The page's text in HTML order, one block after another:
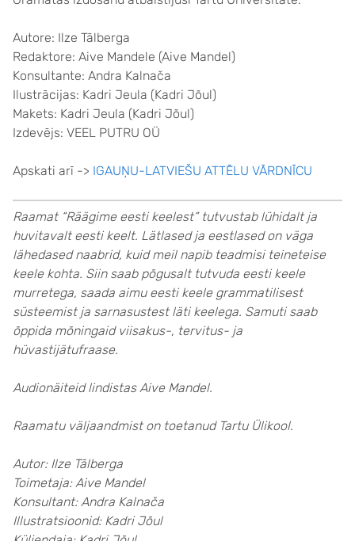
Autore: Ilze Tālberga
Redaktore: Aive Mandele (Aive Mandel)
Konsultante: Andra Kalnača
Ilustrācijas: Kadri Jeula (Kadri Jõul)
Makets: Kadri Jeula (Kadri Jõul)
Izdevējs: VEEL PUTRU OÜ
Apskati arī -> IGAUŅU-LATVIEŠU ATTĒLU VĀRDNĪCU
Raamat “Räägime eesti keelest” tutvustab lühidalt ja
huvitavalt eesti keelt. Lätlased ja eestlased on väga
lähedased naabrid, kuid meil napib teadmisi teineteise
keele kohta. Siin saab põgusalt tutvuda eesti keele
murretega, saada aimu eesti keele grammatilisest
süsteemist ja sarnasustest läti keelega. Samuti saab
õppida mõningaid viisakus-, tervitus- ja
hüvastijätufraase.
Audionäiteid lindistas Aive Mandel.
Raamatu väljaandmist on toetanud Tartu Ülikool.
Autor: Ilze Tālberga
Toimetaja: Aive Mandel
Konsultant: Andra Kalnača
Illustratsioonid: Kadri Jõul